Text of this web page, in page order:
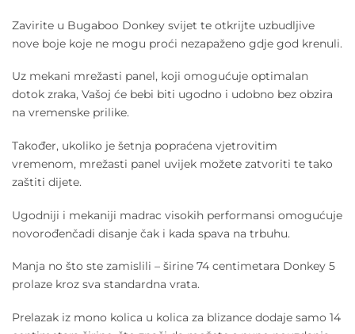
Zavirite u Bugaboo Donkey svijet te otkrijte uzbudljive
nove boje koje ne mogu proći nezapaženo gdje god krenuli.
Uz mekani mrežasti panel, koji omogućuje optimalan
dotok zraka, Vašoj će bebi biti ugodno i udobno bez obzira
na vremenske prilike.
Također, ukoliko je šetnja popraćena vjetrovitim
vremenom, mrežasti panel uvijek možete zatvoriti te tako
zaštiti dijete.
Ugodniji i mekaniji madrac visokih performansi omogućuje
novorođenčadi disanje čak i kada spava na trbuhu.
Manja no što ste zamislili – širine 74 centimetara Donkey 5
prolaze kroz sva standardna vrata.
Prelazak iz mono kolica u kolica za blizance dodaje samo 14